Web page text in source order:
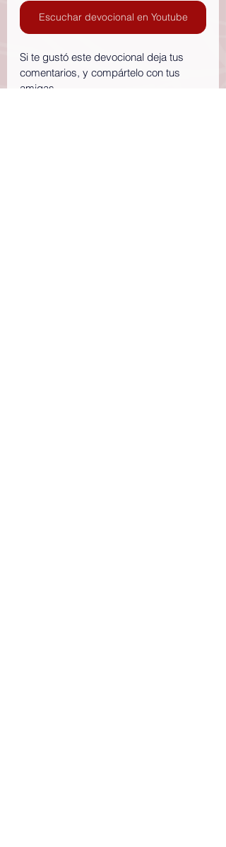
Escuchar devocional en Youtube
Si te gustó este devocional deja tus
comentarios, y compártelo con tus
amigas.